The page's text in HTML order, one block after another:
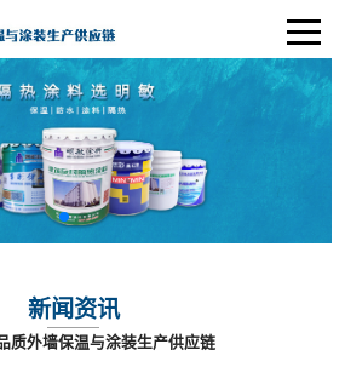
新闻资讯
质外墙保温与涂装生产供应链